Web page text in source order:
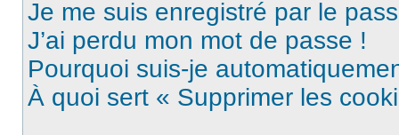
Je me suis enregistré par le
J’ai perdu mon mot de passe !
Pourquoi suis-je
À quoi sert « Supprimer les